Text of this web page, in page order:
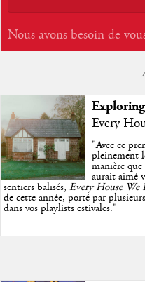
Nous avons besoin de
Every
"Avec ce
pleinement
manière
aurait aimé
sentiers balisés, Every House We
de cette année, porté par
dans vos playlists estivales."